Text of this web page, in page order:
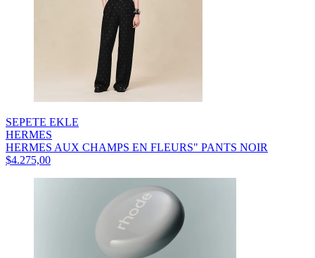
SEPETE EKLE
HERMES
HERMES AUX CHAMPS EN FLEURS" PANTS NOIR
$4.275,00